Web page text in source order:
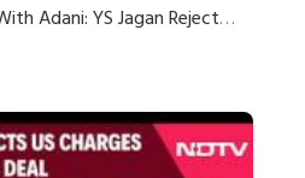
Adani: YS Jagan Rejects